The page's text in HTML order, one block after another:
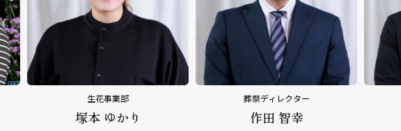
葬祭ディレクター
作田 智幸
葬祭ディレクター
平野 拓也